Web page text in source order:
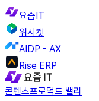
요즘IT
위시켓
AIDP - AX
Rise ERP
콘텐츠프로덕트 밸리